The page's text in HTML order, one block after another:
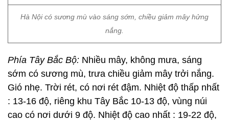
Hà Nội có sương mù vào sáng sớm, chiều giảm mây hửng
nắng.
Phía Tây Bắc Bộ: Nhiều mây, không mưa, sáng
sớm có sương mù, trưa chiều giảm mây trởi nắng.
Gió nhẹ. Trời rét, có nơi rét đậm. Nhiệt độ thấp nhất
: 13-16 độ, riêng khu Tây Bắc 10-13 độ, vùng núi
cao có nơi dưới 9 độ. Nhiệt độ cao nhất : 19-22 độ,